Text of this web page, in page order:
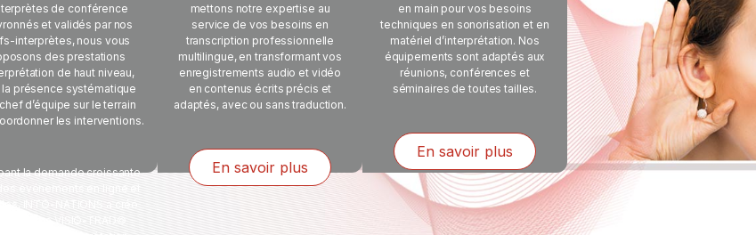
de conférence
et validés par nos
interprètes, nous vous
des prestations
de haut niveau,
la présence systématique
chef d’équipe sur le terrain
les interventions.
la demande croissante
événements en ligne et
INTO-NATIONS a créé
studios VISIO-TRAD©
mettons notre expertise au
service de vos besoins en
transcription professionnelle
multilingue, en transformant vos
enregistrements audio et vidéo
en contenus écrits précis et
adaptés, avec ou sans traduction.
En savoir plus
en main pour vos besoins
techniques en sonorisation et en
matériel d’interprétation. Nos
équipements sont adaptés aux
réunions, conférences et
séminaires de toutes tailles.
En savoir plus